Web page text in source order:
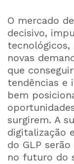
O mercado
decisivo,
tecnológicos,
novas
que
tendências e
bem
surgirem. A
digitalização
do GLP
no futuro do